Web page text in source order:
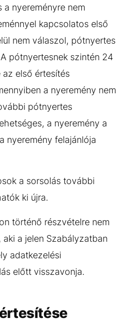
a nyereményre nem
kapcsolatos első
nem válaszol, pótnyertes
pótnyertesnek szintén 24
az első értesítés
a nyeremény nem
pótnyertes
a nyeremény a
nyeremény felajánlója
a sorsolás további
ki újra.
történő részvételre nem
a jelen Szabályzatban
adatkezelési
előtt visszavonja.